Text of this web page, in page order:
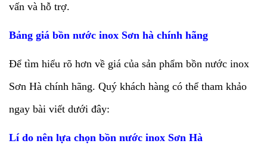
vấn và hỗ trợ.
Bảng giá bồn nước inox Sơn hà chính hãng
Để tìm hiểu rõ hơn về giá của sản phẩm bồn nước inox
Sơn Hà chính hãng. Quý khách hàng có thể tham khảo
ngay bài viết dưới đây:
Lí do nên lựa chọn bồn nước inox Sơn Hà